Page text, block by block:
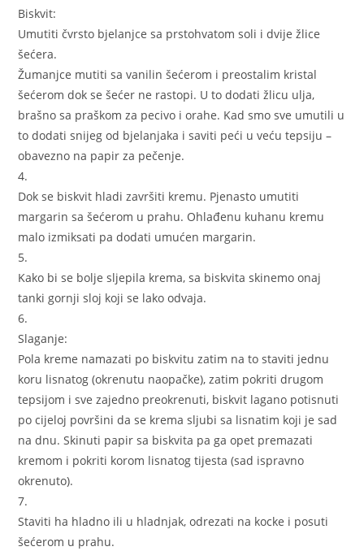
Biskvit:
Umutiti čvrsto bjelanjce sa prstohvatom soli i dvije žlice
šećera.
Žumanjce mutiti sa vanilin šećerom i preostalim kristal
šećerom dok se šećer ne rastopi. U to dodati žlicu ulja,
brašno sa praškom za pecivo i orahe. Kad smo sve umutili u
to dodati snijeg od bjelanjaka i saviti peći u veću tepsiju –
obavezno na papir za pečenje.
4.
Dok se biskvit hladi završiti kremu. Pjenasto umutiti
margarin sa šećerom u prahu. Ohlađenu kuhanu kremu
malo izmiksati pa dodati umućen margarin.
5.
Kako bi se bolje sljepila krema, sa biskvita skinemo onaj
tanki gornji sloj koji se lako odvaja.
6.
Slaganje:
Pola kreme namazati po biskvitu zatim na to staviti jednu
koru lisnatog (okrenutu naopačke), zatim pokriti drugom
tepsijom i sve zajedno preokrenuti, biskvit lagano potisnuti
po cijeloj površini da se krema sljubi sa lisnatim koji je sad
na dnu. Skinuti papir sa biskvita pa ga opet premazati
kremom i pokriti korom lisnatog tijesta (sad ispravno
okrenuto).
7.
Staviti ha hladno ili u hladnjak, odrezati na kocke i posuti
šećerom u prahu.